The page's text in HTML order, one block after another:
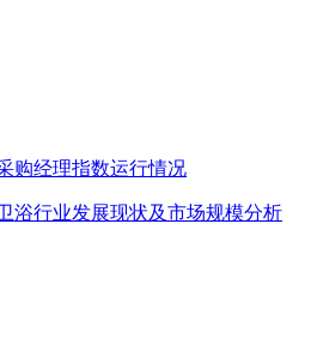
购经理指数运行情况
浴行业发展现状及市场规模分析